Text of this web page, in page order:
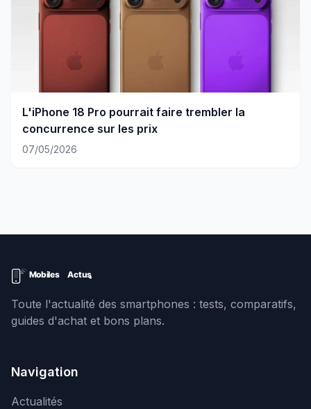
L'iPhone 18 Pro pourrait faire trembler la
concurrence sur les prix
07/05/2026
Toute l'actualité des smartphones : tests, comparatifs,
guides d'achat et bons plans.
Navigation
Actualités